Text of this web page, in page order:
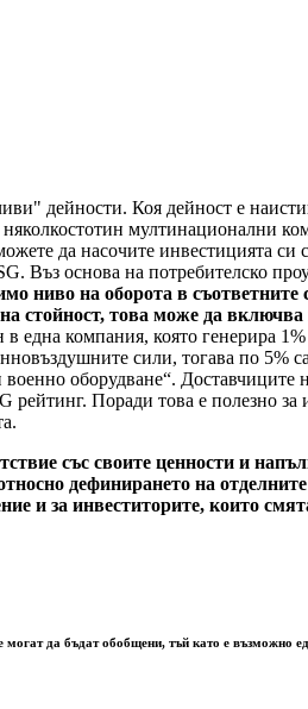
дейности. Коя дейност е
мултинационални
да насочите инвестицията
Въз основа на потребителско
ниво на оборота в
стойност, това може да
компания, която генерира
сили, тогава по 5%
оборудване“. Доставчиците
Поради това е полезно за
със своите ценности и
дефинирането на
и за инвеститорите, които
да бъдат обобщени, тъй като е възможно